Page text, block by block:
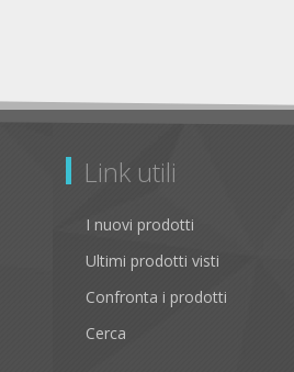
Link utili
I nuovi prodotti
Ultimi prodotti visti
Confronta i prodotti
Cerca